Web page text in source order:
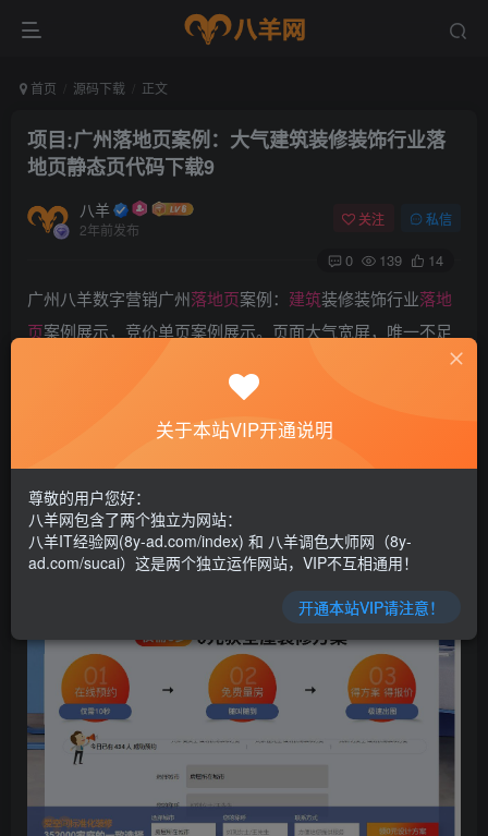
首页 源码下载 正文
项目:广州落地页案例：大气建筑装修装饰行业落
地页静态页代码下载9
八羊
2年前发布
关注 私信
0 139 14
广州八羊数字营销广州落地页案例： 建筑装修装饰行业落地
页案例展示，竞价单页案例展示。页面大气宽屏，唯一不足
关于本站VIP开通说明
尊敬的用户您好：
八羊网包含了两个独立为网站：
八羊IT经验网(8y-ad.com/index) 和 八羊调色大师网（8y-
ad.com/sucai）这是两个独立运作网站，VIP不互相通用！
开通本站VIP请注意！